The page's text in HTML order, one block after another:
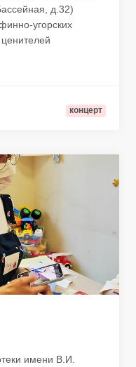
д.32)
угорских
концерт
имени В.И.